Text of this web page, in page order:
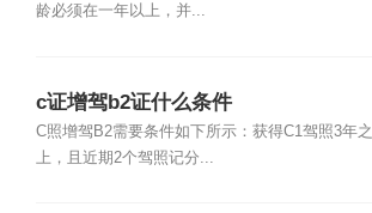
龄必须在一年以上，并...
c证增驾b2证什么条件
C照增驾B2需要条件如下所示：获得C1驾照3年之
上，且近期2个驾照记分...